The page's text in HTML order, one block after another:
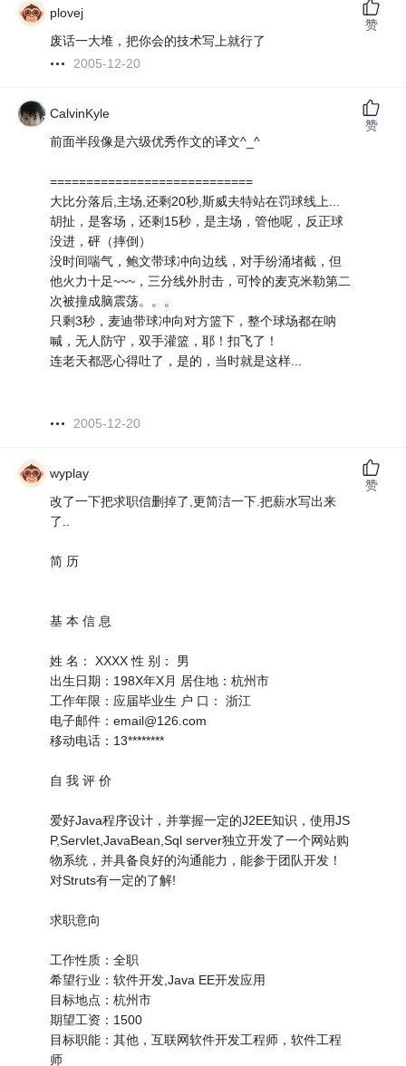
plovej
废话一大堆，把你会的技术写上就行了
2005-12-20
赞
CalvinKyle
前面半段像是六级优秀作文的译文^_^
============================
大比分落后,主场,还剩20秒,斯威夫特站在罚球线上...
胡扯，是客场，还剩15秒，是主场，管他呢，反正球
没进，砰（摔倒）
没时间喘气，鲍文带球冲向边线，对手纷涌堵截，但
他火力十足~~~，三分线外肘击，可怜的麦克米勒第二
次被撞成脑震荡。。。
只剩3秒，麦迪带球冲向对方篮下，整个球场都在呐
喊，无人防守，双手灌篮，耶！扣飞了！
连老天都恶心得吐了，是的，当时就是这样...
2005-12-20
赞
wyplay
改了一下把求职信删掉了,更简洁一下.把薪水写出来
了..
简 历
基 本 信 息
姓 名： XXXX 性 别： 男
出生日期：198X年X月 居住地：杭州市
工作年限：应届毕业生 户 口： 浙江
电子邮件：email@126.com
移动电话：13********
自 我 评 价
爱好Java程序设计，并掌握一定的J2EE知识，使用JS
P,Servlet,JavaBean,Sql server独立开发了一个网站购
物系统，并具备良好的沟通能力，能参于团队开发！
对Struts有一定的了解!
求职意向
工作性质：全职
希望行业：软件开发,Java EE开发应用
目标地点：杭州市
期望工资：1500
目标职能：其他，互联网软件开发工程师，软件工程
师
赞